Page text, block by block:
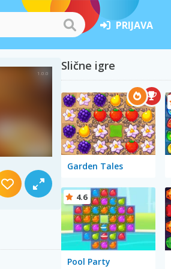
PRIJAVA
Slične igre
Garden Tales
Pool Party
4.6